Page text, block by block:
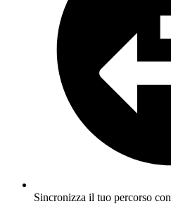
Sincronizza il tuo percorso con